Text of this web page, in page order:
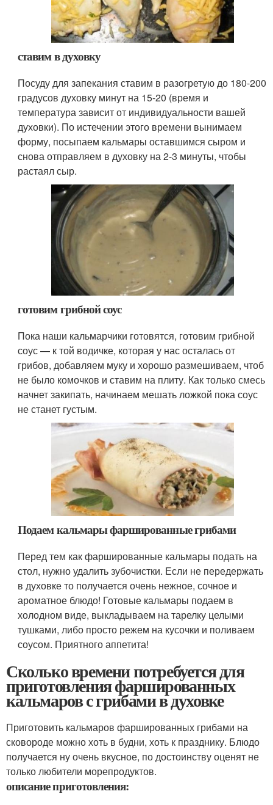
ставим в духовку
Посуду для запекания ставим в разогретую до 180-200
градусов духовку минут на 15-20 (время и
температура зависит от индивидуальности вашей
духовки). По истечении этого времени вынимаем
форму, посыпаем кальмары оставшимся сыром и
снова отправляем в духовку на 2-3 минуты, чтобы
растаял сыр.
готовим грибной соус
Пока наши кальмарчики готовятся, готовим грибной
соус — к той водичке, которая у нас осталась от
грибов, добавляем муку и хорошо размешиваем, чтоб
не было комочков и ставим на плиту. Как только смесь
начнет закипать, начинаем мешать ложкой пока соус
не станет густым.
Подаем кальмары фаршированные грибами
Перед тем как фаршированные кальмары подать на
стол, нужно удалить зубочистки. Если не передержать
в духовке то получается очень нежное, сочное и
ароматное блюдо! Готовые кальмары подаем в
холодном виде, выкладываем на тарелку целыми
тушками, либо просто режем на кусочки и поливаем
соусом. Приятного аппетита!
Сколько времени потребуется для
приготовления фаршированных
кальмаров с грибами в духовке
Приготовить кальмаров фаршированных грибами на
сковороде можно хоть в будни, хоть к празднику. Блюдо
получается ну очень вкусное, по достоинству оценят не
только любители морепродуктов.
описание приготовления: